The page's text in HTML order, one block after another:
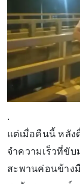
.
แต่เมื่อคืนนี้ หลัง
จำความเร็วที่ขั
สะพานค่อนข้าง